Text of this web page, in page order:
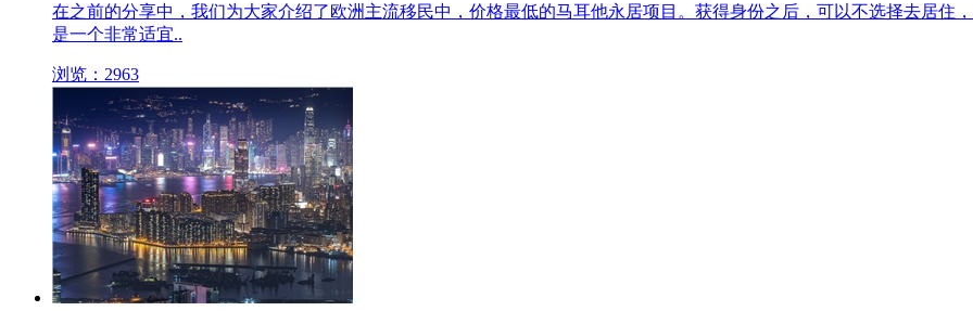
在之前的分享中，我们为大家介绍了欧洲主流移民中，价格最低的马耳他永居项目。获得身份之后，可以不选择去居住
是一个非常适宜..
浏览：2963